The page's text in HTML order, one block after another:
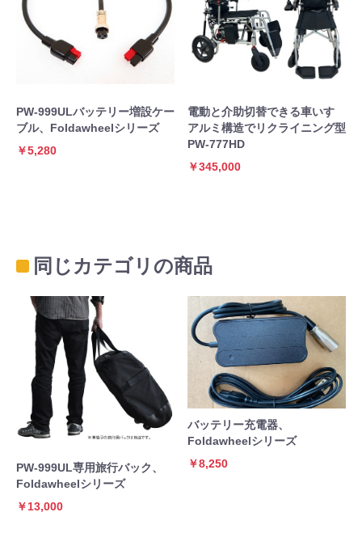
PW-999ULバッテリー増設ケー
ブル、Foldawheelシリーズ
￥5,280
電動と介助切替できる車いす
アルミ構造でリクライニング型
PW-777HD
￥345,000
同じカテゴリの商品
PW-999UL専用旅行バック、
Foldawheelシリーズ
￥13,000
バッテリー充電器、
Foldawheelシリーズ
￥8,250